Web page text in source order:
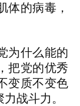
体的病毒，
什么能的
把党的优秀
变质不变色
战斗力。